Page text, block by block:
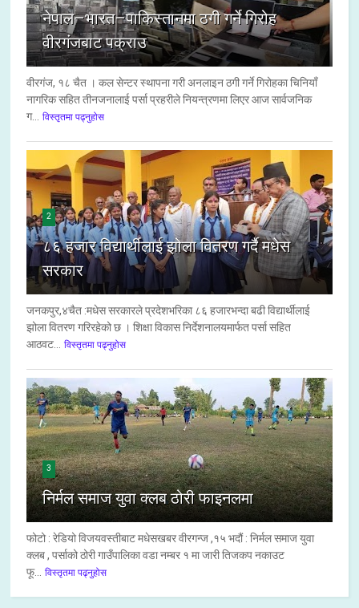
नेपाल–भारत–पाकिस्तानमा ठगी गर्ने गिरोह
वीरगंजबाट पक्राउ
वीरगंज, १८ चैत । कल सेन्टर स्थापना गरी अनलाइन ठगी गर्ने गिरोहका चिनियाँ
नागरिक सहित तीनजनालाई पर्सा प्रहरीले नियन्त्रणमा लिएर आज सार्वजनिक
ग...
विस्तृतमा पढ्नुहोस
2
८६ हजार विद्यार्थीलाई झोला वितरण गर्दै मधेस
सरकार
जनकपुर,४चैत :मधेस सरकारले प्रदेशभरिका ८६ हजारभन्दा बढी विद्यार्थीलाई
झोला वितरण गरिरहेको छ । शिक्षा विकास निर्देशनालयमार्फत पर्सा सहित
आठवट...
विस्तृतमा पढ्नुहोस
3
निर्मल समाज युवा क्लब ठोरी फाइनलमा
फोटो : रेडियो विजयवस्तीबाट मधेसखबर वीरगन्ज ,१५ भदौं : निर्मल समाज युवा
क्लब , पर्साको ठोरी गाउँपालिका वडा नम्बर १ मा जारी तिजकप नकाउट
फू...
विस्तृतमा पढ्नुहोस